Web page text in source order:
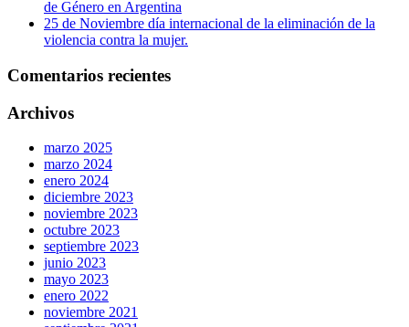
de Género en Argentina
25 de Noviembre día internacional de la eliminación de la
violencia contra la mujer.
Comentarios recientes
Archivos
marzo 2025
marzo 2024
enero 2024
diciembre 2023
noviembre 2023
octubre 2023
septiembre 2023
junio 2023
mayo 2023
enero 2022
noviembre 2021